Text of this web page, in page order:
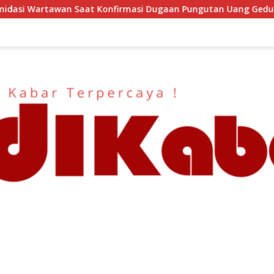
Dugaan Pungutan Uang Gedung, Anggota Komite SMAN 1